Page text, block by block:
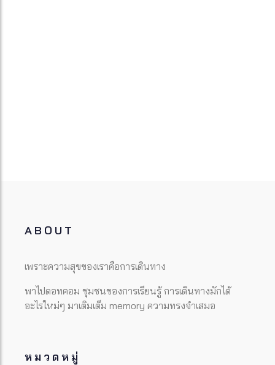
ABOUT
เพราะความสุขของเราคือการเดินทาง
พาไปดอทคอม ชุมชนของการเรียนรู้ การเดินทางมักได้
อะไรใหม่ๆ มาเติมเต็ม memory ความทรงจำเสมอ
หมวดหมู่